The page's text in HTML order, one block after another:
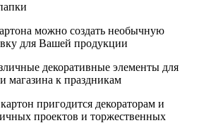
можно создать необычную
для Вашей продукции
декоративные элементы для
магазина к праздникам
пригодится декораторам и
проектов и торжественных